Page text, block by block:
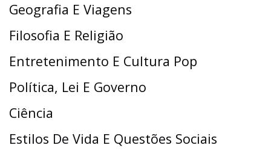
Geografia E Viagens
Filosofia E Religião
Entretenimento E Cultura Pop
Política, Lei E Governo
Ciência
Estilos De Vida E Questões Sociais